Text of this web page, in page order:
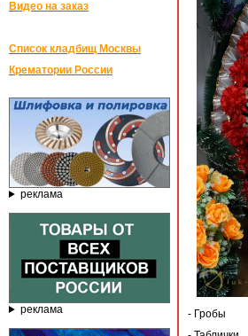
Видео на заказ
Список кладбищ Москвы
Крематории России
реклама
реклама
- Гробы